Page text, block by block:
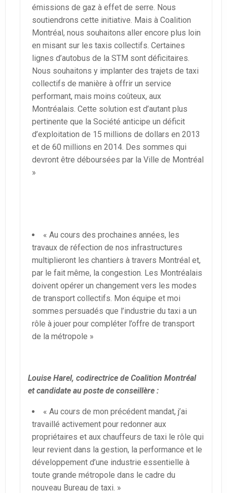
émissions de gaz à effet de serre. Nous
soutiendrons cette initiative. Mais à Coalition
Montréal, nous souhaitons aller encore plus loin
en misant sur les taxis collectifs. Certaines
lignes d’autobus de la STM sont déficitaires.
Nous souhaitons y implanter des trajets de taxi
collectifs de manière à offrir un service
performant, mais moins coûteux, aux
Montréalais. Cette solution est d’autant plus
pertinente que la Société anticipe un déficit
d’exploitation de 15 millions de dollars en 2013
et de 60 millions en 2014. Des sommes qui
devront être déboursées par la Ville de Montréal
»
« Au cours des prochaines années, les
travaux de réfection de nos infrastructures
multiplieront les chantiers à travers Montréal et,
par le fait même, la congestion. Les Montréalais
doivent opérer un changement vers les modes
de transport collectifs. Mon équipe et moi
sommes persuadés que l’industrie du taxi a un
rôle à jouer pour compléter l’offre de transport
de la métropole »
Louise Harel, codirectrice de Coalition Montréal
et candidate au poste de conseillère :
« Au cours de mon précédent mandat, j’ai
travaillé activement pour redonner aux
propriétaires et aux chauffeurs de taxi le rôle qui
leur revient dans la gestion, la performance et le
développement d’une industrie essentielle à
toute grande métropole dans le cadre du
nouveau Bureau de taxi. »